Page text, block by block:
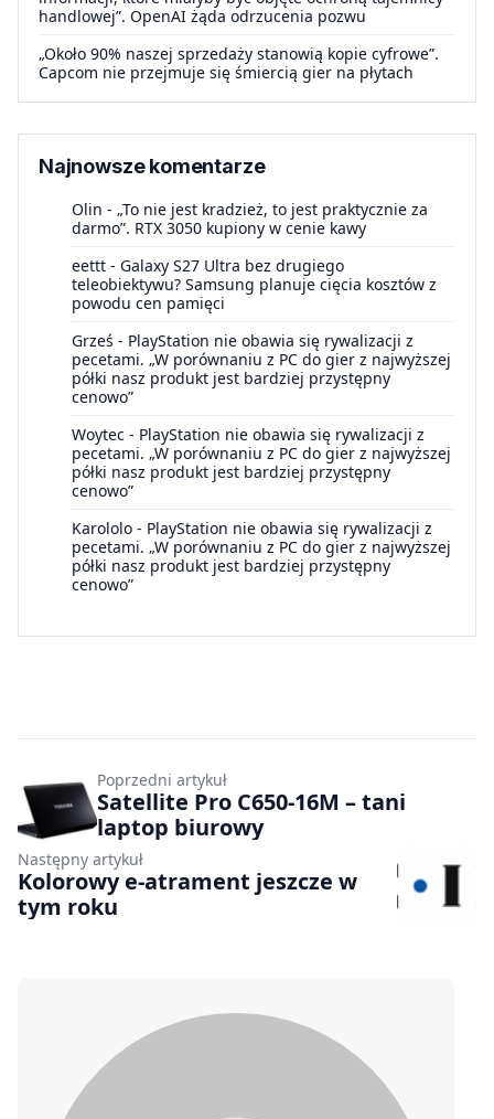
handlowej”. OpenAI żąda odrzucenia pozwu
„Około 90% naszej sprzedaży stanowią kopie cyfrowe”.
Capcom nie przejmuje się śmiercią gier na płytach
Najnowsze komentarze
Olin - „To nie jest kradzież, to jest praktycznie za
darmo”. RTX 3050 kupiony w cenie kawy
eettt - Galaxy S27 Ultra bez drugiego
teleobiektywu? Samsung planuje cięcia kosztów z
powodu cen pamięci
Grześ - PlayStation nie obawia się rywalizacji z
pecetami. „W porównaniu z PC do gier z najwyższej
półki nasz produkt jest bardziej przystępny
cenowo”
Woytec - PlayStation nie obawia się rywalizacji z
pecetami. „W porównaniu z PC do gier z najwyższej
półki nasz produkt jest bardziej przystępny
cenowo”
Karololo - PlayStation nie obawia się rywalizacji z
pecetami. „W porównaniu z PC do gier z najwyższej
półki nasz produkt jest bardziej przystępny
cenowo”
Poprzedni artykuł
Satellite Pro C650-16M – tani
laptop biurowy
Następny artykuł
Kolorowy e-atrament jeszcze w
tym roku